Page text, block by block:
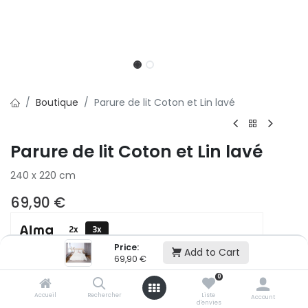
Price:
69,90 € Add to Cart
Accueil Rechercher
0
Liste
d'envies
Account
Boutique Parure de lit Coton et Lin lavé
Parure de lit Coton et Lin lavé
240 x 220 cm
69,90 €
2x
3x
500,01 € puis 2 x 499,99 € (sans frais)
Ajouter au panier